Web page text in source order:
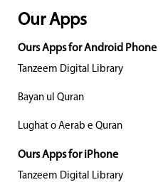
Our Apps
Ours Apps for Android Phone
Tanzeem Digital Library
Bayan ul Quran
Lughat o Aerab e Quran
Ours Apps for iPhone
Tanzeem Digital Library